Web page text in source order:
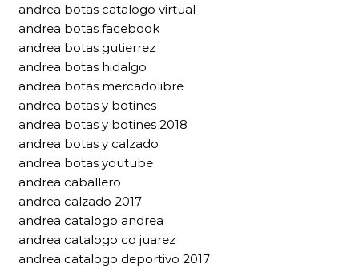
andrea botas catalogo virtual
andrea botas facebook
andrea botas gutierrez
andrea botas hidalgo
andrea botas mercadolibre
andrea botas y botines
andrea botas y botines 2018
andrea botas y calzado
andrea botas youtube
andrea caballero
andrea calzado 2017
andrea catalogo andrea
andrea catalogo cd juarez
andrea catalogo deportivo 2017